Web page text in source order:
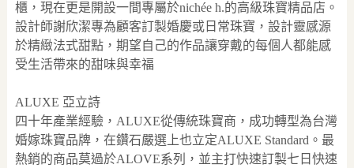
櫃，現在更是開設一間專屬於nichée h.的高級珠寶精品店。
設計師謝欣潔專為顧客訂製婚慶或日常珠寶，設計靈感源
於精緻法式甜點，期望自己的作品讓穿戴的每個人都能感
受生活帶來的甜味與幸福
ALUXE 亞立詩
四十年產業經驗，ALUXE從傳統珠寶商，成功轉型為台灣
婚嫁珠寶品牌，在鑽石嚴選上也立定ALUXE Standard。最
熱銷的商品莫過於ALOVE系列，並主打快速訂製七日快速